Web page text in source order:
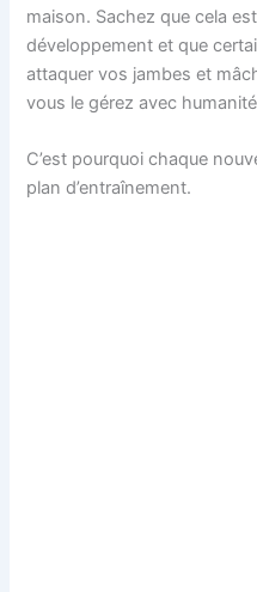
maison. Sachez que cela
développement et que
attaquer vos jambes et
vous le gérez avec
C’est pourquoi chaque
plan d’entraînement.